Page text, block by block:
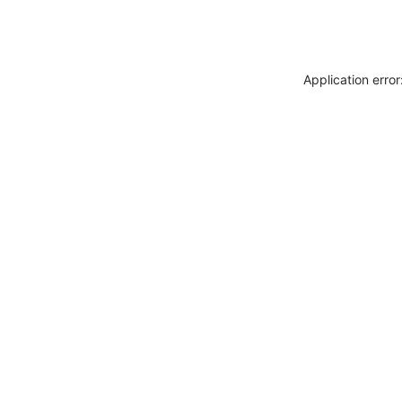
Application